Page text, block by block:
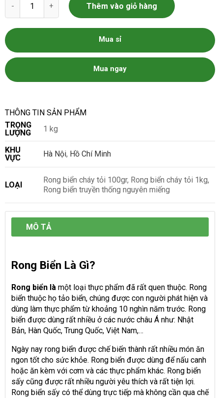
Thêm vào giỏ hàng
Mua sỉ
Mua ngay
THÔNG TIN SẢN PHẨM
TRỌNG
LƯỢNG
1 kg
KHU
VỰC
Hà Nội, Hồ Chí Minh
LOẠI
Rong biển cháy tỏi 100gr, Rong biển cháy tỏi 1kg,
Rong biển truyền thống nguyên miếng
MÔ TẢ
Rong Biển Là Gì?
Rong biển là một loại thực phẩm đã rất quen thuộc. Rong
biển thuộc họ tảo biển, chúng được con người phát hiện và
dùng làm thực phẩm từ khoảng 10 nghìn năm trước. Rong
biển được dùng rất nhiều ở các nước châu Á như: Nhật
Bản, Hàn Quốc, Trung Quốc, Việt Nam,…
Ngày nay rong biển được chế biến thành rất nhiều món ăn
ngon tốt cho sức khỏe. Rong biển được dùng để nấu canh
hoặc ăn kèm với cơm và các thực phẩm khác. Rong biển
sấy cũng được rất nhiều người yêu thích và rất tiện lợi.
Rong biển sấy có thể dùng trực tiếp mà không cần qua chế